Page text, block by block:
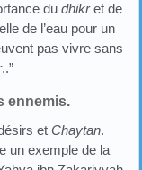
du dhikret de
de l’eau pour un
pas vivre sans
..”
ennemis.
etChaytan.
un exemple de la